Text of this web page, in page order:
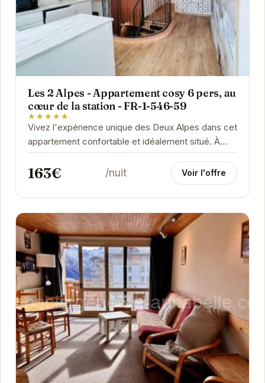
Les 2 Alpes - Appartement cosy 6 pers, au
cœur de la station - FR-1-546-59
★★★★★
Vivez l'expérience unique des Deux Alpes dans cet
appartement confortable et idéalement situé. À
proximité des remontées mécaniques et des...
163€ /nuit Voir l'offre